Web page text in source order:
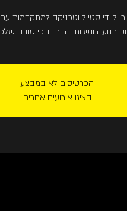
ליידי סטייל וטכניקה למתקדמות
הכרטיסים לא במבצע
הציגו אירועים אחרים